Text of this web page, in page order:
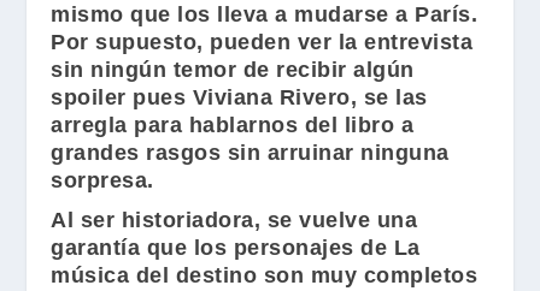
mismo que los lleva a mudarse a París.
Por supuesto, pueden ver la entrevista
sin ningún temor de recibir algún
spoiler pues Viviana Rivero, se las
arregla para hablarnos del libro a
grandes rasgos sin arruinar ninguna
sorpresa.
Al ser historiadora, se vuelve una
garantía que los personajes de La
música del destino son muy completos